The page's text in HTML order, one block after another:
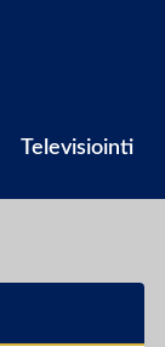
Televisiointi